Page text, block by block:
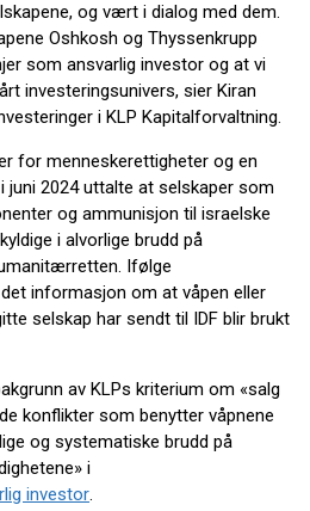
og vært i dialog med dem.
Oshkosh og Thyssenkrupp
som ansvarlig investor og at vi
investeringsunivers, sier Kiran
i KLP Kapitalforvaltning.
for menneskerettigheter og en
juni 2024 uttalte at selskaper som
og ammunisjon til israelske
i alvorlige brudd på
Ifølge
informasjon om at våpen eller
selskap har sendt til IDF blir brukt
av KLPs kriterium om «salg
konflikter som benytter våpnene
og systematiske brudd på
i
investor.